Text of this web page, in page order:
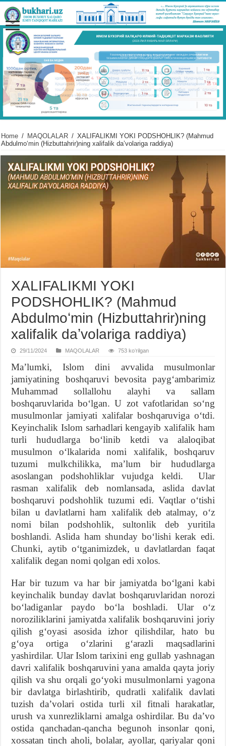
Home / MAQOLALAR / XALIFALIKMI YOKI PODSHOHLIK? (Mahmud
Abdulmoʻmin (Hizbuttahrir)ning xalifalik daʼvolariga raddiya)
XALIFALIKMI YOKI
PODSHOHLIK? (Mahmud
Abdulmoʻmin (Hizbuttahrir)ning
xalifalik daʼvolariga raddiya)
29/11/2024 MAQOLALAR 753 koʻrilgan
Maʼlumki, Islom dini avvalida musulmonlar
jamiyatining boshqaruvi bevosita paygʻambarimiz
Muhammad sollallohu alayhi va sallam
boshqaruvlarida boʻlgan. U zot vafotlaridan soʻng
musulmonlar jamiyati xalifalar boshqaruviga oʻtdi.
Keyinchalik Islom sarhadlari kengayib xalifalik ham
turli hududlarga boʻlinib ketdi va alaloqibat
musulmon oʻlkalarida nomi xalifalik, boshqaruv
tuzumi mulkchilikka, maʼlum bir hududlarga
asoslangan podshohliklar vujudga keldi. Ular
rasman xalifalik deb nomlansada, aslida davlat
boshqaruvi podshohlik tuzumi edi. Vaqtlar oʻtishi
bilan u davlatlarni ham xalifalik deb atalmay, oʻz
nomi bilan podshohlik, sultonlik deb yuritila
boshlandi. Aslida ham shunday boʻlishi kerak edi.
Chunki, aytib oʻtganimizdek, u davlatlardan faqat
xalifalik degan nomi qolgan edi xolos.
Har bir tuzum va har bir jamiyatda boʻlgani kabi
keyinchalik bunday davlat boshqaruvlaridan norozi
boʻladiganlar paydo boʻla boshladi. Ular oʻz
noroziliklarini jamiyatda xalifalik boshqaruvini joriy
qilish gʻoyasi asosida izhor qilishdilar, hato bu
gʻoya ortiga oʻzlarini gʻarazli maqsadlarini
yashirdilar. Ular Islom tarixini eng gullab yashnagan
davri xalifalik boshqaruvini yana amalda qayta joriy
qilish va shu orqali goʻyoki musulmonlarni yagona
bir davlatga birlashtirib, qudratli xalifalik davlati
tuzish daʼvolari ostida turli xil fitnali harakatlar,
urush va xunrezliklarni amalga oshirdilar. Bu daʼvo
ostida qanchadan-qancha begunoh insonlar qoni,
xossatan tinch aholi, bolalar, ayollar, qariyalar qoni